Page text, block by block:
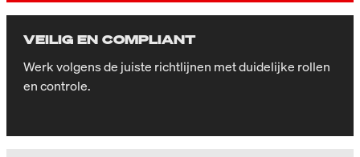
VEILIG EN COMPLIANT
Werk volgens de juiste richtlijnen met duidelijke rollen
en controle.